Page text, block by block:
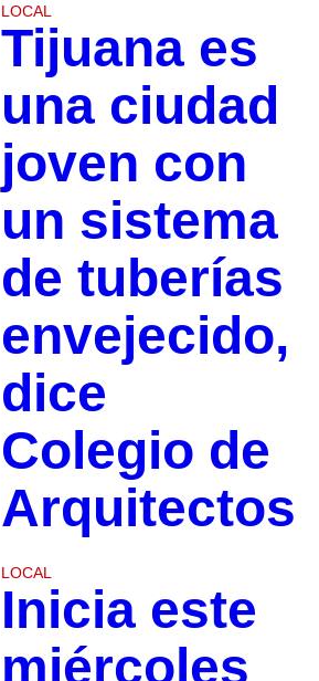
LOCAL
Tijuana es
una ciudad
joven con
un sistema
de tuberías
envejecido,
dice
Colegio de
Arquitectos
LOCAL
Inicia este
miércoles